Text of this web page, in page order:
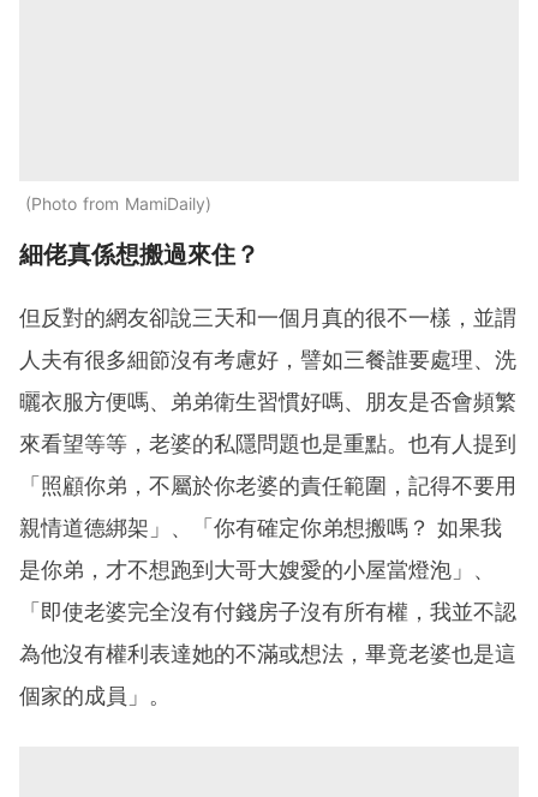
Photo from MamiDaily
細佬真係想搬過來住？
但反對的網友卻說三天和一個月真的很不一樣，並謂
人夫有很多細節沒有考慮好，譬如三餐誰要處理、洗
曬衣服方便嗎、弟弟衛生習慣好嗎、朋友是否會頻繁
來看望等等，老婆的私隱問題也是重點。也有人提到
「照顧你弟，不屬於你老婆的責任範圍，記得不要用
親情道德綁架」、「你有確定你弟想搬嗎？ 如果我
是你弟，才不想跑到大哥大嫂愛的小屋當燈泡」、
「即使老婆完全沒有付錢房子沒有所有權，我並不認
為他沒有權利表達她的不滿或想法，畢竟老婆也是這
個家的成員」。